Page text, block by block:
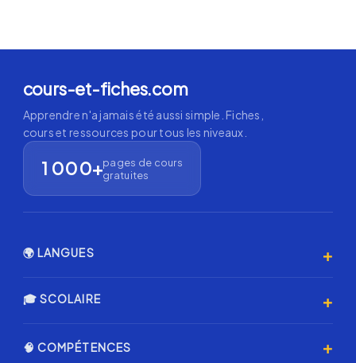
cours-et-fiches.com
Apprendre n'a jamais été aussi simple. Fiches,
cours et ressources pour tous les niveaux.
1 000+pages de cours
gratuites
🌍 LANGUES +
Anglais 🇬🇧
Allemand 🇩🇪
🎓 SCOLAIRE +
🧠 COMPÉTENCES +